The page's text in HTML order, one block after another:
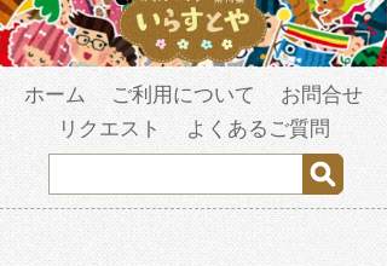
ホーム ご利用について
お問合せ
リクエスト
よくあるご質問